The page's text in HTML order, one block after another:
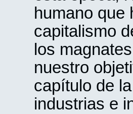
humano que
capitalismo
los
nuestro
capítulo de
industrias e